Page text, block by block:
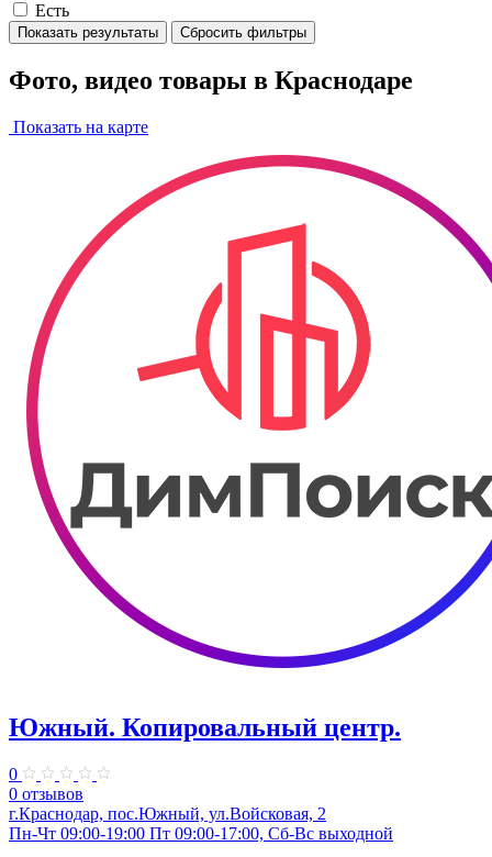
Есть
Показать результаты Сбросить фильтры
Фото, видео товары в Краснодаре
Показать на карте
Южный. Копировальный центр.
0
0 отзывов
г.Краснодар, пос.Южный, ул.Войсковая, 2
Пн-Чт 09:00-19:00 Пт 09:00-17:00, Сб-Вс выходной